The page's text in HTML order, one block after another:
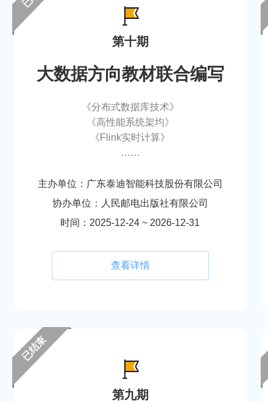
第十期
大数据方向教材联合编写
《分布式数据库技术》
《高性能系统架均》
《Flink实时计算》
……
主办单位：广东泰迪智能科技股份有限公司
协办单位：人民邮电出版社有限公司
时间：2025-12-24 ~ 2026-12-31
查看详情
第九期
已结束